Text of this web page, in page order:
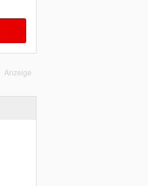
Anzeige